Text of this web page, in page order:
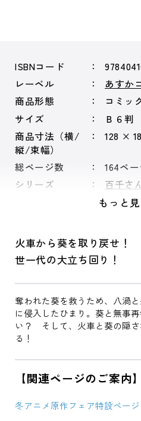
ISBNコード
レーベル
あすか
商品形態
コミッ
サイズ
Ｂ６判
商品寸法（横/
縦/束幅）
128 ×
総ページ数
164ペー
シリーズ
百千さ
もっと
火車から葵を取り戻せ！
世一代の大立ち回り！
奪われた葵を救うため、八渦
に侵入したひまり。葵と無事
い？ そして、火車と葵の隠
る！
【関連ページのご案内】
冬アニメ原作フェア特設ページ